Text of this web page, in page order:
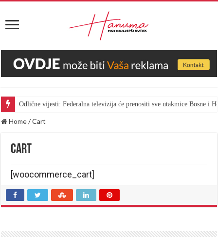
Odlične vijesti: Federalna televizija će prenositi sve utakmice Bosne i
Home/Cart
Cart
[woocommerce_cart]